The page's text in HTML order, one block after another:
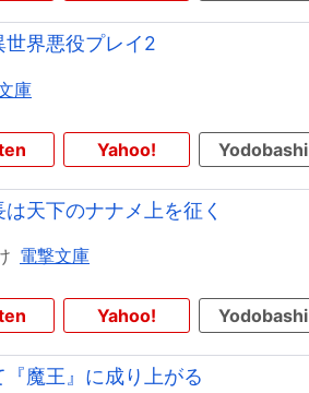
世界悪役プレイ2
庫
Yahoo! Yodobashi
天下のナナメ上を征く
電撃文庫
Yahoo! Yodobashi
魔王』に成り上がる